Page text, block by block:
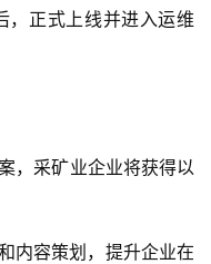
，正式上线并进入运维
，采矿业企业将获得以
内容策划，提升企业在